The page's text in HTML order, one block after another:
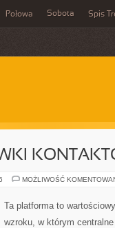
Połowa Sobota Spis
MOŻLIWOŚĆ
Ta platforma to
wzroku, w którym